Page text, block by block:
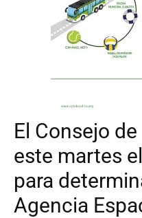
El Consejo
este martes
para
Agencia